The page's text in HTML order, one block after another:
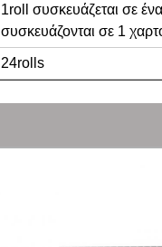
1roll συσκευάζεται σε
συσκευάζονται σε 1
24rolls